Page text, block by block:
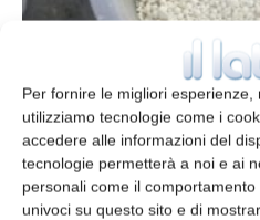
Per fornire le migliori
utilizziamo tecnologie come i
accedere alle informazioni del
tecnologie permetterà a noi e ai
personali come il
univoci su questo sito e di
Impianti pilota per
redazione 27 Febbraio 2020
Leggi la rivista